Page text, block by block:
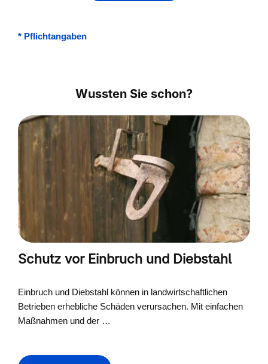
* Pflichtangaben
Wussten Sie schon?
Schutz vor Einbruch und Diebstahl
Einbruch und Diebstahl können in landwirtschaftlichen
Betrieben erhebliche Schäden verursachen. Mit einfachen
Maßnahmen und der …